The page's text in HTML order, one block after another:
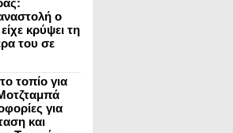
ο
κρύψει τη
του σε
τοπίο για
για
και